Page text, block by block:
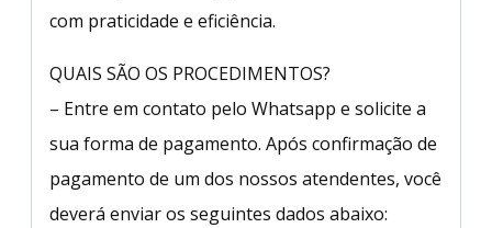
com praticidade e eficiência.
QUAIS SÃO OS PROCEDIMENTOS?
– Entre em contato pelo Whatsapp e solicite a
sua forma de pagamento. Após confirmação de
pagamento de um dos nossos atendentes, você
deverá enviar os seguintes dados abaixo: